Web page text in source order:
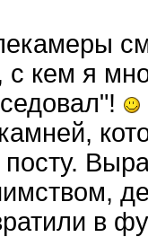
кем я
в